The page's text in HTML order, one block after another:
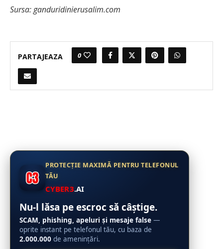
Sursa: ganduridinierusalim.com
PARTAJEAZA 0
PROTECȚIE MAXIMĂ PENTRU TELEFONUL
TĂU
CYBER3.AI
Nu-l lăsa pe escroc să câștige.
SCAM, phishing, apeluri și mesaje false —
oprite instant pe telefonul tău, cu baza de
2.000.000 de amenințări.